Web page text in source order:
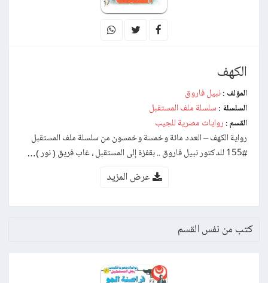
الكهف
المؤلف : نبيل فاروق
السلسلة : سلسلة ملف المستقبل
القسم : روايات مصرية للجيب
رواية الكهف – العدد مائة وخمسة وخمسون من سلسلة ملف المستقبل
#155 للدكتور نبيل فاروق .. بقفزة إلى المستقبل ، غاب فريق ( نور )…
عرض المزيد
كتب من نفس القسم